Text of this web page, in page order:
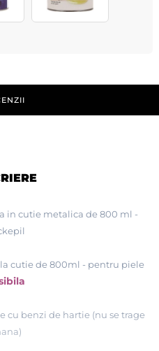
in cutie metalica de 800 ml -
la cutie de 800ml - pentru piele
cu benzi de hartie (nu se trage